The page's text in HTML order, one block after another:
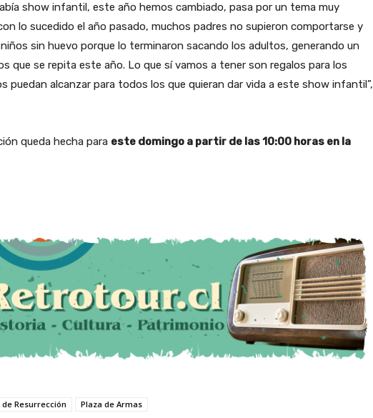
show infantil, este año hemos cambiado, pasa por un tema muy
lo sucedido el año pasado, muchos padres no supieron comportarse y
sin huevo porque lo terminaron sacando los adultos, generando un
que se repita este año. Lo que sí vamos a tener son regalos para los
puedan alcanzar para todos los que quieran dar vida a este show infantil”,
queda hecha para este domingo a partir de las 10:00 horas en la
de Resurrección Plaza de Armas